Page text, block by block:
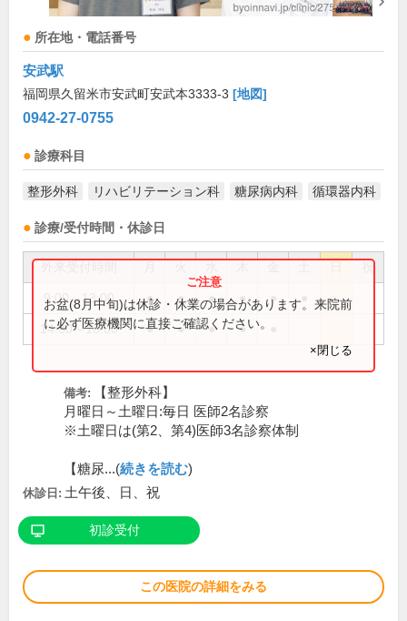
所在地・電話番号
安武駅
福岡県久留米市安武町安武本3333-3 [地図]
0942-27-0755
診療科目
整形外科 リハビリテーション科 糖尿病内科 循環器内科
診療/受付時間・休診日
祝
9:00～13:00 ● ● ● ● ●
14:30～18:00 ● ● ● ●
お盆(8月中旬)は休診・休業の場合があります。来院前
に必ず医療機関に直接ご確認ください。
×閉じる
備考:
【整形外科】
月曜日～土曜日:毎日 医師2名診察
※土曜日は(第2、第4)医師3名診察体制
【糖尿...(続きを読む)
休診日: 土午後、日、祝
初診受付
この医院の詳細をみる